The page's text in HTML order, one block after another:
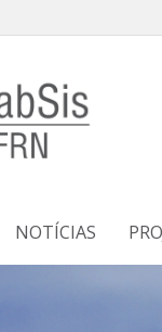
NOTÍCIAS